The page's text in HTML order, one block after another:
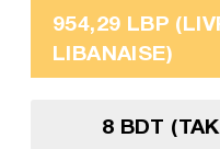
954,29 LBP
LIBANAISE)
8 BDT